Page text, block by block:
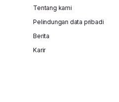
Tentang kami
Pelindungan data pribadi
Berita
Karir